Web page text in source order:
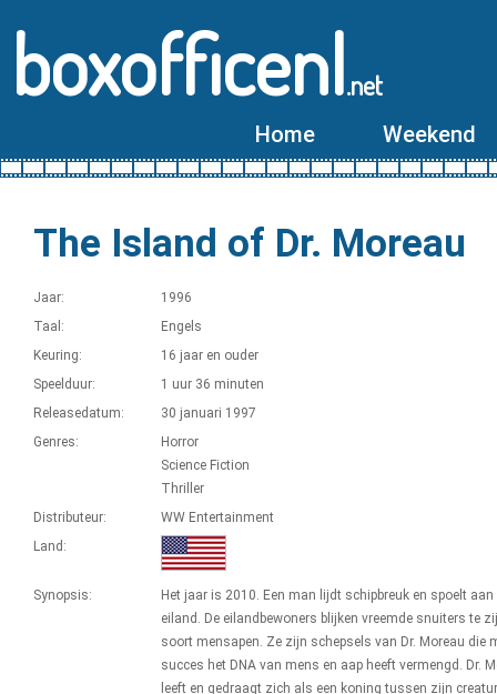
boxofficenl.net
Home Weekend
The Island of Dr. Moreau
Jaar:
1996
Taal:
Engels
Keuring:
16 jaar en ouder
Speelduur:
1 uur 36 minuten
Releasedatum:
30 januari 1997
Genres:
Horror
Science Fiction
Thriller
Distributeur:
WW Entertainment
Land:
Synopsis:
Het jaar is 2010. Een man lijdt schipbreuk en spoelt aan
eiland. De eilandbewoners blijken vreemde snuiters te
soort mensapen. Ze zijn schepsels van Dr. Moreau die
succes het DNA van mens en aap heeft vermengd. Dr.
leeft en gedraagt zich als een koning tussen zijn